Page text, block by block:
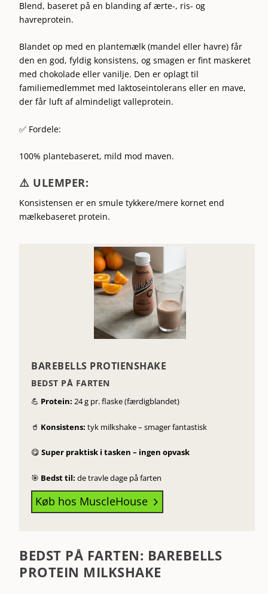
Blend, baseret på en blanding af ærte-, ris- og
havreprotein.
Blandet op med en plantemælk (mandel eller havre) får
den en god, fyldig konsistens, og smagen er fint maskeret
med chokolade eller vanilje. Den er oplagt til
familiemedlemmet med laktoseintolerans eller en mave,
der får luft af almindeligt valleprotein.
✅ Fordele:
100% plantebaseret, mild mod maven.
⚠️ ULEMPER:
Konsistensen er en smule tykkere/mere kornet end
mælkebaseret protein.
BAREBELLS PROTIENSHAKE
BEDST PÅ FARTEN
💪 Protein: 24 g pr. flaske (færdigblandet)
🥤 Konsistens: tyk milkshake – smager fantastisk
😋Super praktisk i tasken – ingen opvask
🎯 Bedst til: de travle dage på farten
Køb hos MuscleHouse 5
BEDST PÅ FARTEN: BAREBELLS
PROTEIN MILKSHAKE